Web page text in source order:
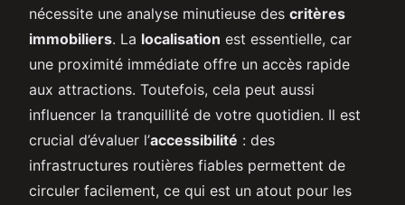
nécessite une analyse minutieuse des critères
immobiliers. La localisation est essentielle, car
une proximité immédiate offre un accès rapide
aux attractions. Toutefois, cela peut aussi
influencer la tranquillité de votre quotidien. Il est
crucial d’évaluer l’accessibilité : des
infrastructures routières fiables permettent de
circuler facilement, ce qui est un atout pour les